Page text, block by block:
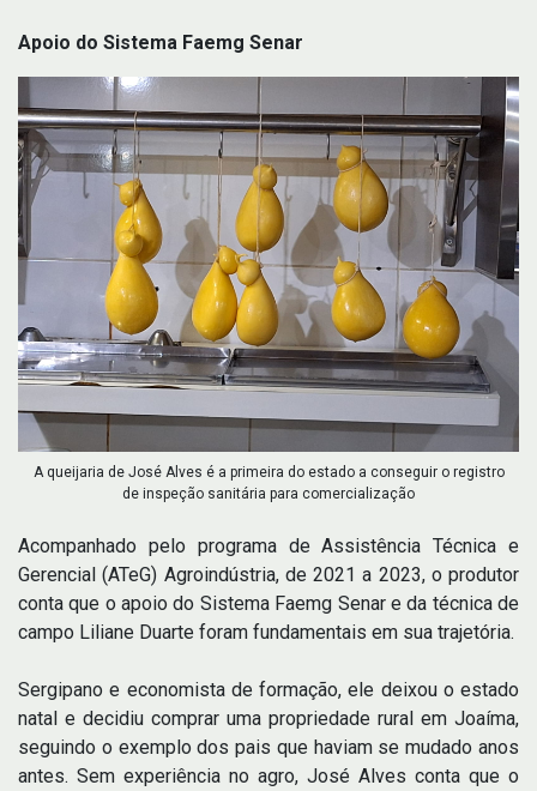
Apoio do Sistema Faemg Senar
A queijaria de José Alves é a primeira do estado a conseguir o registro
de inspeção sanitária para comercialização
Acompanhado pelo programa de Assistência Técnica e
Gerencial (ATeG) Agroindústria, de 2021 a 2023, o produtor
conta que o apoio do Sistema Faemg Senar e da técnica de
campo Liliane Duarte foram fundamentais em sua trajetória.
Sergipano e economista de formação, ele deixou o estado
natal e decidiu comprar uma propriedade rural em Joaíma,
seguindo o exemplo dos pais que haviam se mudado anos
antes. Sem experiência no agro, José Alves conta que o